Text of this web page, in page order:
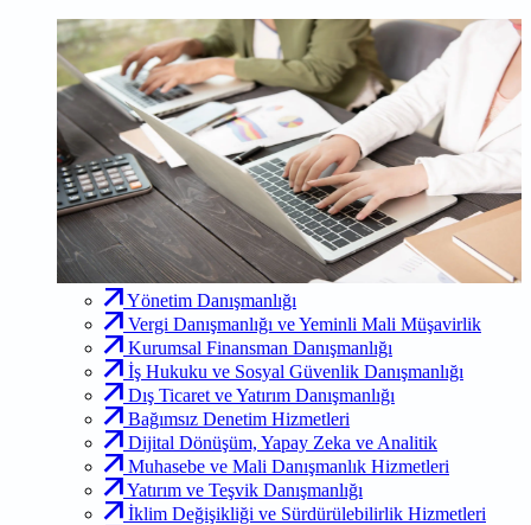
Yönetim Danışmanlığı
Vergi Danışmanlığı ve Yeminli Mali Müşavirlik
Kurumsal Finansman Danışmanlığı
İş Hukuku ve Sosyal Güvenlik Danışmanlığı
Dış Ticaret ve Yatırım Danışmanlığı
Bağımsız Denetim Hizmetleri
Dijital Dönüşüm, Yapay Zeka ve Analitik
Muhasebe ve Mali Danışmanlık Hizmetleri
Yatırım ve Teşvik Danışmanlığı
İklim Değişikliği ve Sürdürülebilirlik Hizmetleri